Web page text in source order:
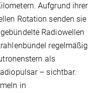
Aufgrund ihrer
Rotation senden sie
Radiowellen
regelmäßig
als
– sichtbar.
in